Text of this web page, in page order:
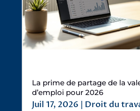
La prime de partage de la
d’emploi pour 2026
Juil 17, 2026 | Droit du